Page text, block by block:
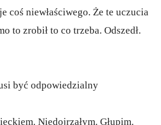
coś niewłaściwego. Że te uczucia
to zrobił to co trzeba. Odszedł.
być odpowiedzialny
Niedojrzałym. Głupim.